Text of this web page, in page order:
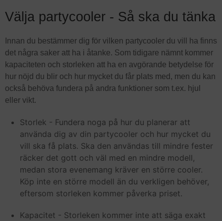
Välja partycooler - Så ska du tänka
Innan du bestämmer dig för vilken partycooler du vill ha finns
det några saker att ha i åtanke. Som tidigare nämnt kommer
kapaciteten och storleken att ha en avgörande betydelse för
hur nöjd du blir och hur mycket du får plats med, men du kan
också behöva fundera på andra funktioner som t.ex. hjul
eller vikt.
Storlek - Fundera noga på hur du planerar att
använda dig av din partycooler och hur mycket du
vill ska få plats. Ska den användas till mindre fester
räcker det gott och väl med en mindre modell,
medan stora evenemang kräver en större cooler.
Köp inte en större modell än du verkligen behöver,
eftersom storleken kommer påverka priset.
Kapacitet - Storleken kommer inte att säga exakt